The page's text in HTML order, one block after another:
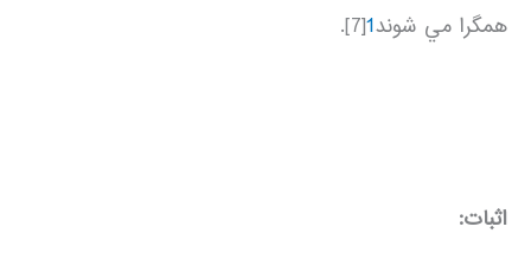
همگرا مي شوند1
[7].
اثبات: